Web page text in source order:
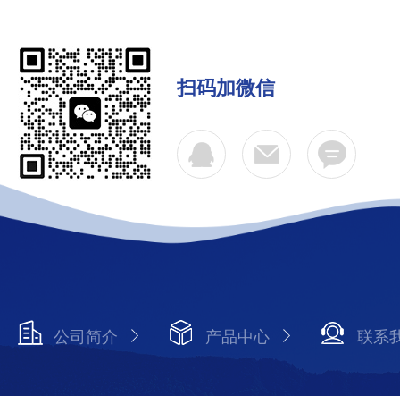
扫码加微信
公司简介 产品中心 联系